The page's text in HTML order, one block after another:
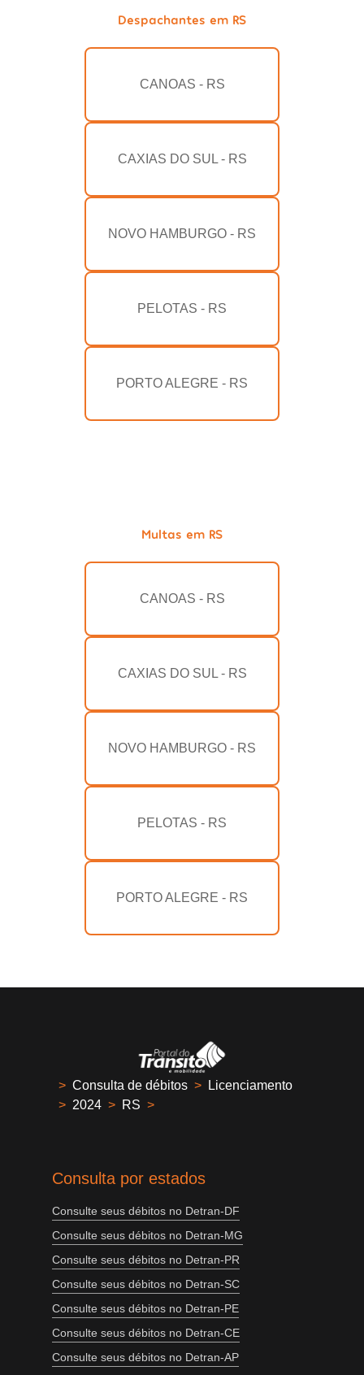
Despachantes em RS
CANOAS - RS
CAXIAS DO SUL - RS
NOVO HAMBURGO - RS
PELOTAS - RS
PORTO ALEGRE - RS
Multas em RS
CANOAS - RS
CAXIAS DO SUL - RS
NOVO HAMBURGO - RS
PELOTAS - RS
PORTO ALEGRE - RS
> Consulta de débitos >
Licenciamento
> 2024 > RS >
Consulta por estados
Consulte seus débitos no Detran-DF
Consulte seus débitos no Detran-MG
Consulte seus débitos no Detran-PR
Consulte seus débitos no Detran-SC
Consulte seus débitos no Detran-PE
Consulte seus débitos no Detran-CE
Consulte seus débitos no Detran-AP